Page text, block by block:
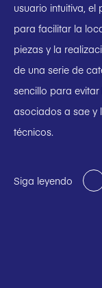
usuario intuitiva, el
para facilitar la
piezas y la
de una serie de
sencillo para
asociados a sae y
técnicos.
Siga leyendo